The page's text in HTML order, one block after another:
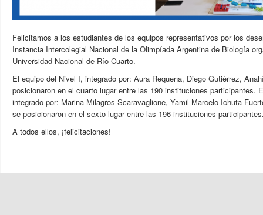
Felicitamos a los estudiantes de los equipos representativos por los
Instancia Intercolegial Nacional de la Olimpíada Argentina de Biología
Universidad Nacional de Río Cuarto.
El equipo del Nivel I, integrado por: Aura Requena, Diego Gutiérrez,
posicionaron en el cuarto lugar entre las 190 instituciones participantes.
integrado por: Marina Milagros Scaravaglione, Yamil Marcelo Ichuta
se posicionaron en el sexto lugar entre las 196 instituciones
A todos ellos, ¡felicitaciones!